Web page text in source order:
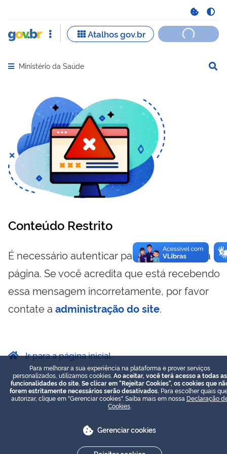
Abrir menu principal de navegação
Ministério da Saúde
Conteúdo Restrito
É necessário autenticar para visualizar essa
página. Se você acredita que está recebendo
essa mensagem incorretamente, por favor
contate a administração do site.
Ir para a página inicial
Para melhorar a sua experiência na plataforma e prover serviços
personalizados, utilizamos cookies. Ao aceitar, você terá acesso a todas as
funcionalidades do site. Se clicar em "Rejeitar Cookies", os cookies que
forem estritamente necessários serão desativados. Para escolher quais
autorizar, clique em "Gerenciar cookies". Saiba mais em nossa Declaração
Cookies
Gerenciar cookies